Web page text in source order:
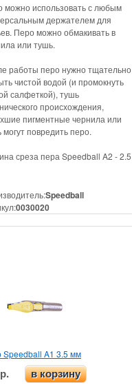
можно использовать с любым
держателем для
Перо можно обмакивать в
или тушь.
работы перо нужно тщательно
чистой водой (и промокнуть
салфеткой), тушь
происхождения,
пигментные чернила или
могут повредить перо.
среза пера Speedball A2 - 2.5
Speedball
0030020
Speedball A1 3.5 мм
в корзину